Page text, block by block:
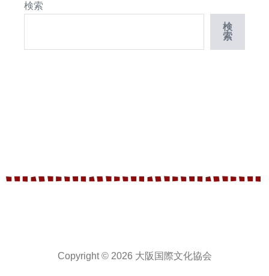
検索
検
索
Copyright © 2026 大阪国際文化協会